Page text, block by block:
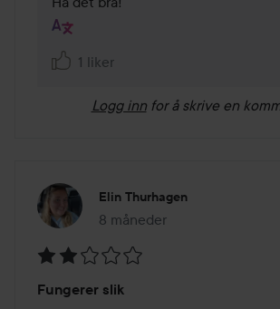
1 liker
Logg inn for å skrive en
Elin Thurhagen
8 måneder
Innlegget ble opprettet 8
2
Fungerer slik